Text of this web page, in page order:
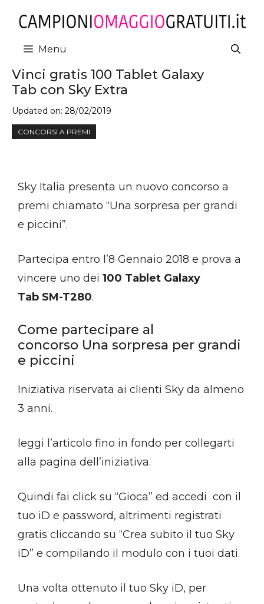
contenuto
Menu
Vinci gratis 100 Tablet Galaxy
Tab con Sky Extra
Updated on: 28/02/2019
CONCORSI A PREMI
Sky Italia presenta un nuovo concorso a
premi chiamato “Una sorpresa per grandi
e piccini”.
Partecipa entro l’8 Gennaio 2018 e prova a
vincere uno dei 100 Tablet Galaxy
Tab SM-T280.
Come partecipare al
concorso Una sorpresa per grandi
e piccini
Iniziativa riservata ai clienti Sky da almeno
3 anni.
leggi l’articolo fino in fondo per collegarti
alla pagina dell’iniziativa.
Quindi fai click su “Gioca” ed accedi con il
tuo iD e password, altrimenti registrati
gratis cliccando su “Crea subito il tuo Sky
iD” e compilando il modulo con i tuoi dati.
Una volta ottenuto il tuo Sky iD, per